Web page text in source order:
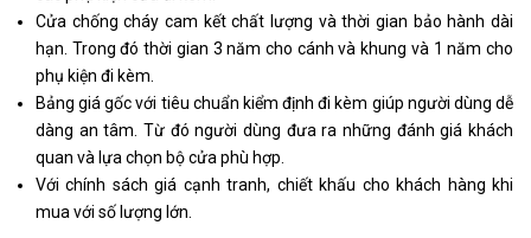
Cửa chống cháy cam kết chất lượng và thời gian bảo hành dài
hạn. Trong đó thời gian 3 năm cho cánh và khung và 1 năm cho
phụ kiện đi kèm.
Bảng giá gốc với tiêu chuẩn kiểm định đi kèm giúp người dùng dễ
dàng an tâm. Từ đó người dùng đưa ra những đánh giá khách
quan và lựa chọn bộ cửa phù hợp.
Với chính sách giá cạnh tranh, chiết khấu cho khách hàng khi
mua với số lượng lớn.